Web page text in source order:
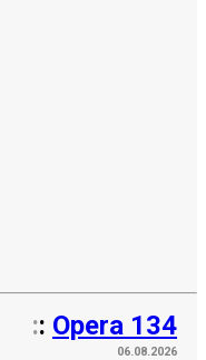
:: Opera 134
06.08.2026